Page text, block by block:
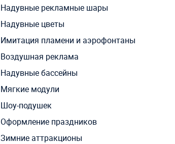
Надувные рекламные шары
Надувные цветы
Имитация пламени и аэрофонтаны
Воздушная реклама
Надувные бассейны
Мягкие модули
Шоу-подушек
Оформление праздников
Зимние аттракционы